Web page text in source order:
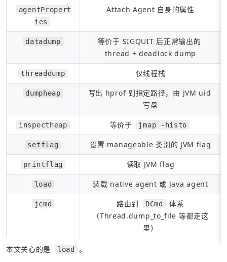
agentPropert
ies
Attach Agent 自身的属性
datadump
等价于 SIGQUIT 后正常输出的
thread + deadlock dump
threaddump 仅线程栈
dumpheap
写出 hprof 到指定路径，由 JVM uid
写盘
inspectheap 等价于 jmap -histo
setflag 设置 manageable 类别的 JVM flag
printflag 读取 JVM flag
load 装载 native agent 或 Java agent
jcmd 路由到 DCmd
体系
（Thread.dump_to_file 等都走这
里）
本文关心的是 load 。